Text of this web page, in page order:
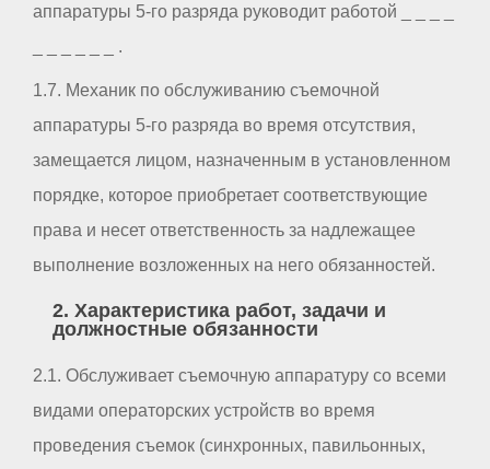
аппаратуры 5-го разряда руководит работой _ _ _ _
_ _ _ _ _ _ .
1.7. Механик по обслуживанию съемочной
аппаратуры 5-го разряда во время отсутствия,
замещается лицом, назначенным в установленном
порядке, которое приобретает соответствующие
права и несет ответственность за надлежащее
выполнение возложенных на него обязанностей.
2. Характеристика работ, задачи и
должностные обязанности
2.1. Обслуживает съемочную аппаратуру со всеми
видами операторских устройств во время
проведения съемок (синхронных, павильонных,